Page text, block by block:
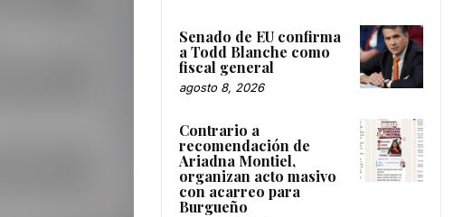
Senado de EU confirma
a Todd Blanche como
fiscal general
agosto 8, 2026
Contrario a
recomendación de
Ariadna Montiel,
organizan acto masivo
con acarreo para
Burgueño